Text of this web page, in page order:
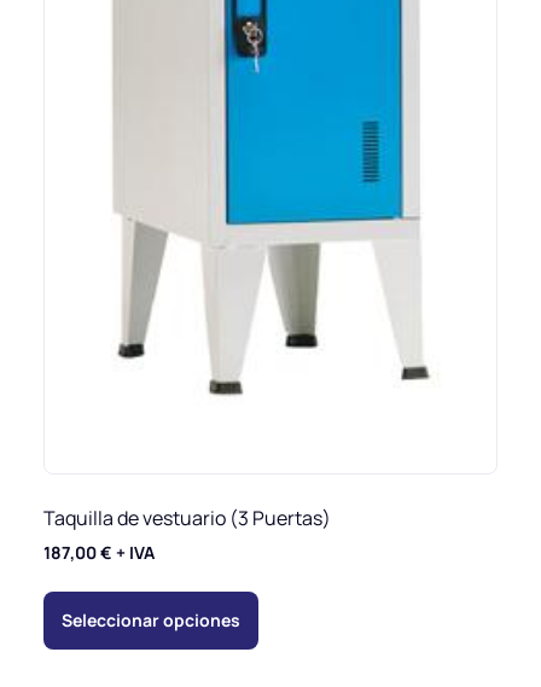
Taquilla de vestuario (3 Puertas)
187,00€ + IVA
Seleccionar opciones